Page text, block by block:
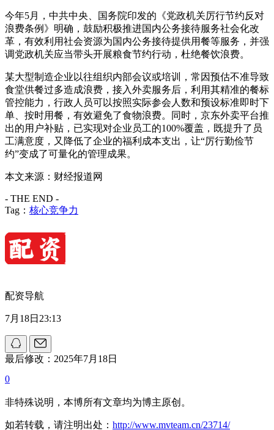
今年5月，中共中央、国务院印发的《党政机关厉行节约反对
浪费条例》明确，鼓励积极推进国内公务接待服务社会化改
革，有效利用社会资源为国内公务接待提供用餐等服务，并强
调党政机关应当带头开展粮食节约行动，杜绝餐饮浪费。
某大型制造企业以往组织内部会议或培训，常因预估不准导致
食堂供餐过多造成浪费，接入外卖服务后，利用其精准的餐标
管控能力，行政人员可以按照实际参会人数和预设标准即时下
单、按时用餐，有效避免了食物浪费。同时，京东外卖平台推
出的用户补贴，已实现对企业员工的100%覆盖，既提升了员
工满意度，又降低了企业的福利成本支出，让“厉行勤俭节
约”变成了可量化的管理成果。
本文来源：财经报道网
- THE END -
Tag： 核心竞争力
配资导航
7月18日23:13
最后修改：2025年7月18日
0
非特殊说明，本博所有文章均为博主原创。
如若转载，请注明出处： http://www.mvteam.cn/23714/